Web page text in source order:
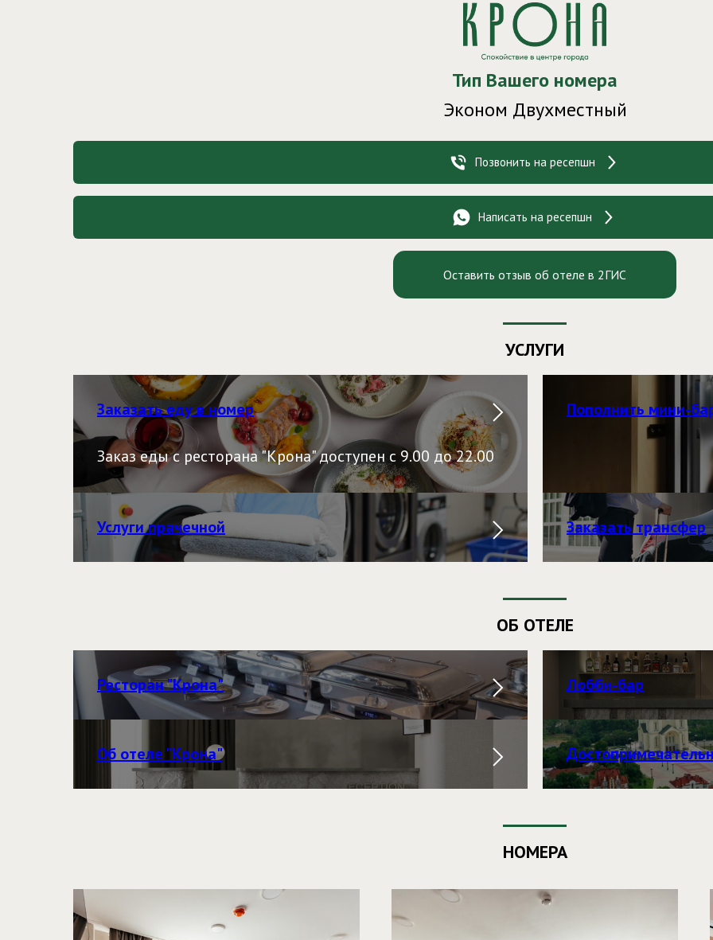
Здравствуйте!
Ваш номер- 154
Тип Вашего номера
Эконом Двухместный
Позвонить на ресепшн
Написать на ресепшн
Оставить отзыв об отеле в 2ГИС
УСЛУГИ
Заказать еду в номер
Заказ еды с ресторана "Крона" доступен с 9.00 до 22.00
Пополнить мини-
Услуги прачечной Заказать трансфер
ОБ ОТЕЛЕ
Ресторан "Крона" Лобби-бар
Об отеле "Крона"
НОМЕРА